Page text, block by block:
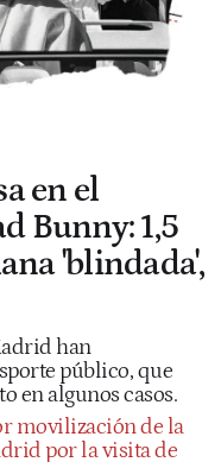
en el
Bunny: 1,5
'blindada',
han
público, que
en algunos casos.
movilización de la
por la visita de